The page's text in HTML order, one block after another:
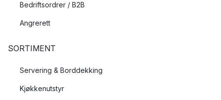
Bedriftsordrer / B2B
Angrerett
SORTIMENT
Servering & Borddekking
Kjøkkenutstyr